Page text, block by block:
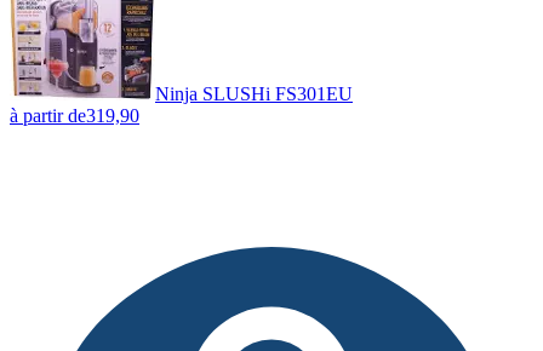
Ninja SLUSHi FS301EU
à partir de319,90